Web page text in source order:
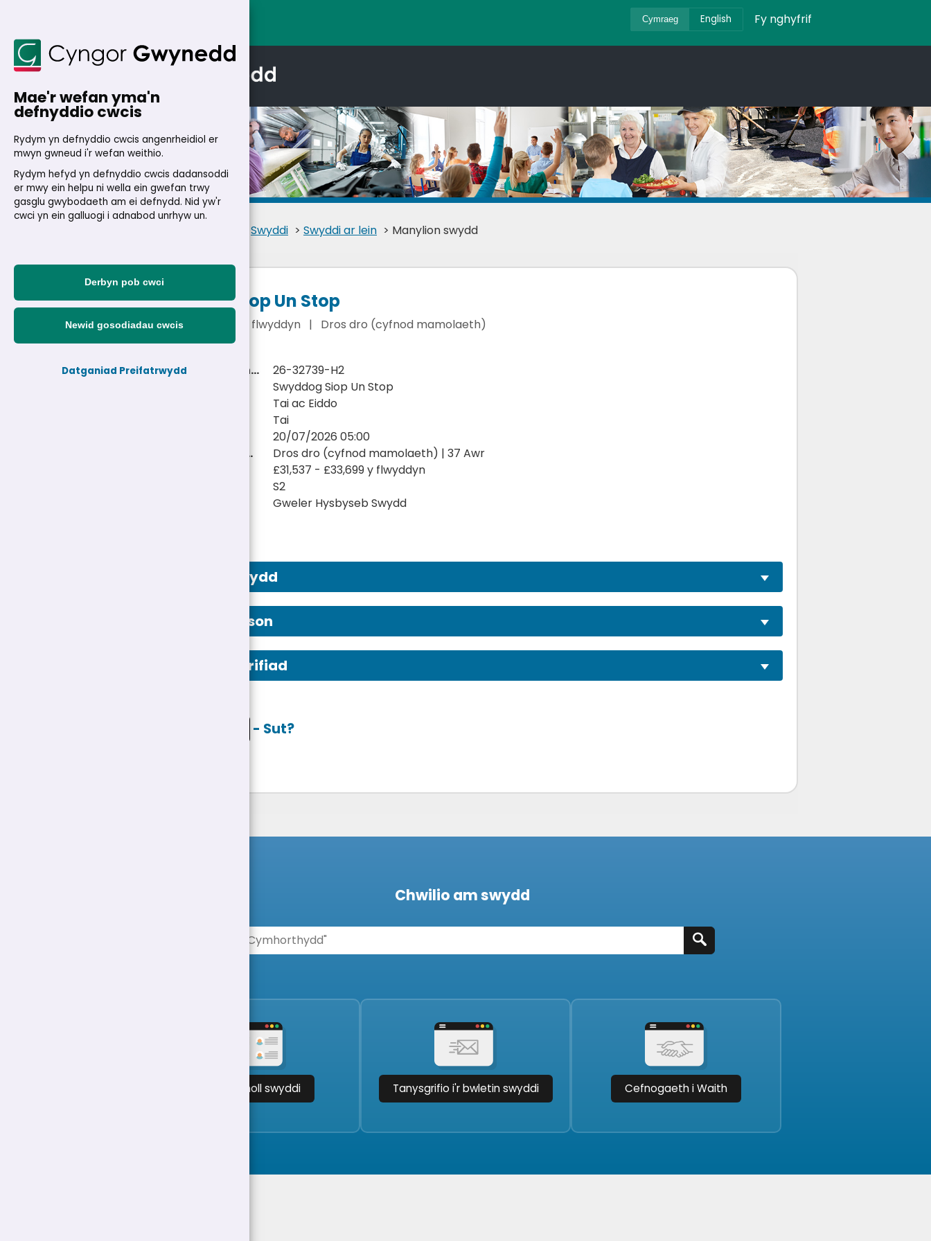
Cymraeg English Fy nghyfrif
Manylion
Swyddi > Swyddi ar lein > Manylion swydd
Swyddog Siop Un Stop
£31,537 - £33,699 y flwyddyn | Dros dro (cyfnod mamolaeth)
Cyfeirnod personel:
26-32739-H2
Swyddog Siop Un Stop
Tai ac Eiddo
Tai
20/07/2026 05:00
Math Swydd/Oriau:
Dros dro (cyfnod mamolaeth) | 37 Awr
£31,537 - £33,699 y flwyddyn
S2
Gweler Hysbyseb Swydd
Hysbyseb Swydd
Manylion Person
Swydd Ddisgrifiad
- Sut?
Chwilio am swydd
Gweld holl swyddi Tanysgrifio i'r bwletin swyddi Cefnogaeth i Waith
Mae'r wefan yma'n
defnyddio cwcis
Rydym yn defnyddio cwcis angenrheidiol er
mwyn gwneud i'r wefan weithio.
Rydym hefyd yn defnyddio cwcis dadansoddi
er mwy ein helpu ni wella ein gwefan trwy
gasglu gwybodaeth am ei defnydd. Nid yw'r
cwci yn ein galluogi i adnabod unrhyw un.
Derbyn pob cwci
Newid gosodiadau cwcis
Datganiad Preifatrwydd